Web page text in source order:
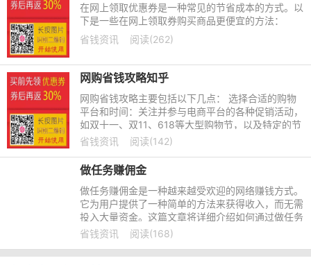
在网上领取优惠券是一种常见的节省成本的方式。以
下是一些在网上领取券购买商品更便宜的方法：
省钱资讯
阅读(262)
网购省钱攻略知乎
网购省钱攻略主要包括以下几点： 选择合适的购物
平台和时间：关注并参与电商平台的各种促销活动，
如双十一、双11、618等大型购物节，以及特定的节
日或季节活动，这些活动通常会提供较大的折扣和优
省钱资讯 阅读(142)
做任务赚佣金
做任务赚佣金是一种越来越受欢迎的网络赚钱方式。
它为用户提供了一种简单的方法来获得收入，而无需
投入大量资金。这篇文章将详细介绍如何通过做任务
来赚取佣金，以及如何最大限度地利用这种赚钱方
省钱资讯 阅读(168)